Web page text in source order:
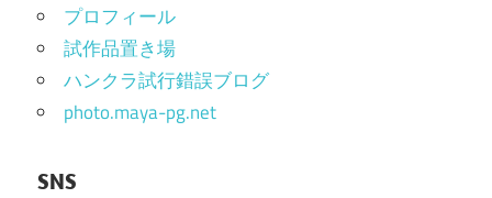
プロフィール
試作品置き場
ハンクラ試行錯誤ブログ
photo.maya-pg.net
SNS